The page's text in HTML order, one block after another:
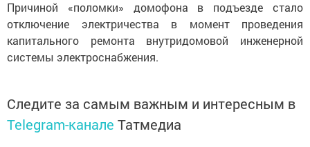
Причиной «поломки» домофона в подъезде стало
отключение электричества в момент проведения
капитального ремонта внутридомовой инженерной
системы электроснабжения.
Следите за самым важным и интересным в
Telegram-канале Татмедиа